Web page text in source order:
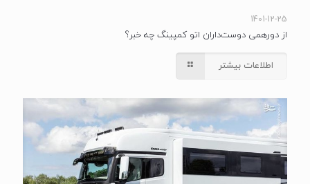
1401-12-25
از دورهمی دوست‌داران اتو کمپینگ چه خبر؟
اطلاعات بیشتر